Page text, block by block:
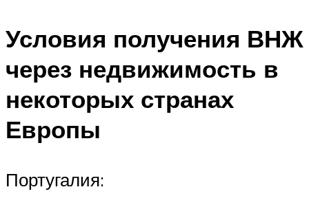
Условия получения ВНЖ
через недвижимость в
некоторых странах
Европы
Португалия: